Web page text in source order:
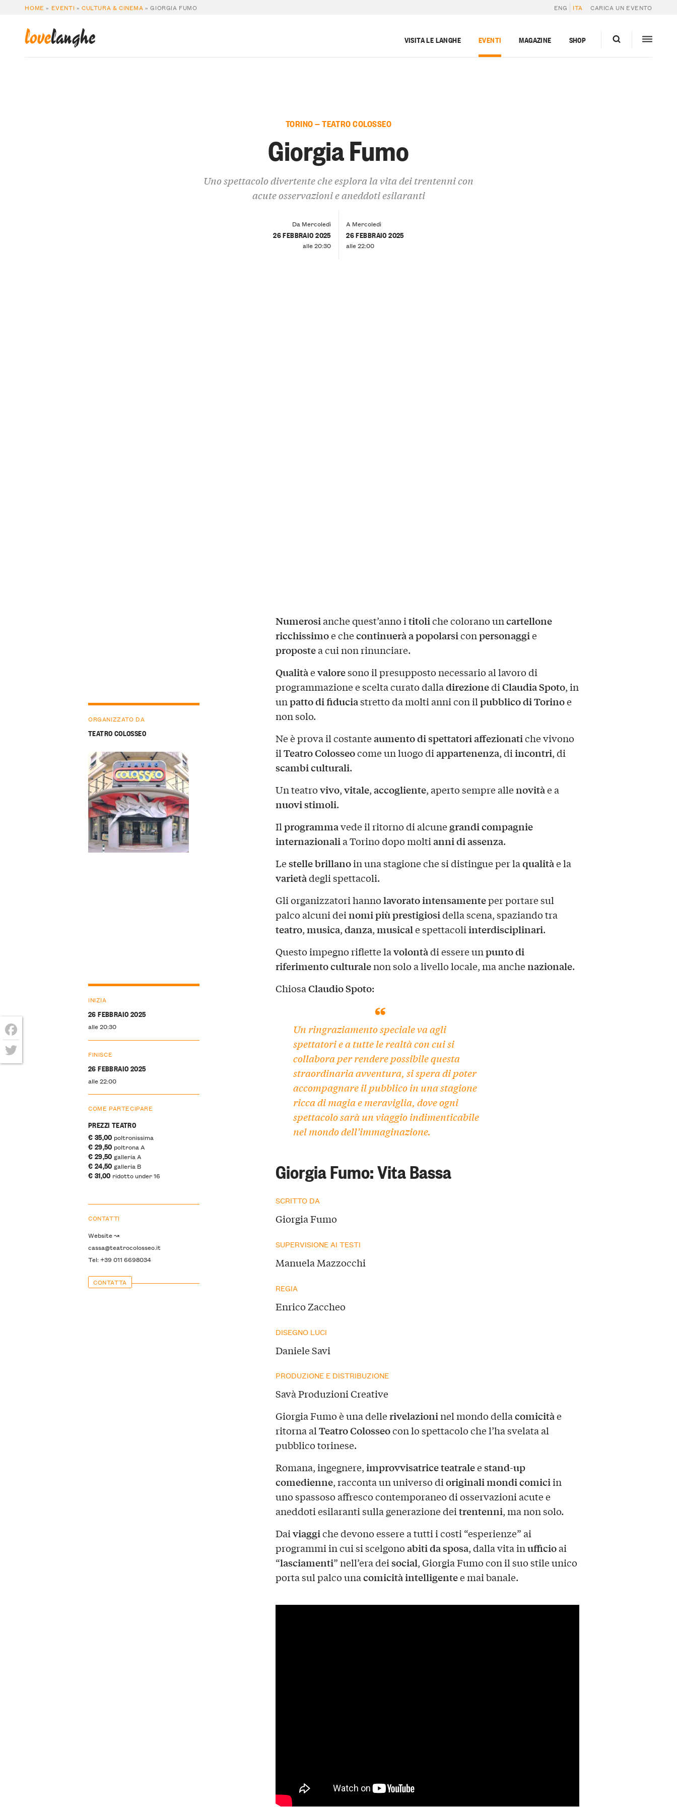
HOME » EVENTI »CULTURA & CINEMA »GIORGIA FUMO ENG ITA CARICA UN EVENTO
lovelanghe VISITA LE LANGHE EVENTI MAGAZINE SHOP
TORINO — TEATRO COLOSSEO
Giorgia Fumo
Uno spettacolo divertente che esplora la vita dei trentenni con
acute osservazioni e aneddoti esilaranti
Da Mercoledì
26 FEBBRAIO 2025
alle 20:30
A Mercoledì
26 FEBBRAIO 2025
alle 22:00
Numerosianche quest’anno ititoliche colorano uncartellone
ricchissimoe checontinuerà a popolarsiconpersonaggie
propostea cui non rinunciare.
Qualitàevaloresono il presupposto necessario al lavoro di
programmazione e scelta curato dalladirezionediClaudia Spoto, in
unpatto di fiduciastretto da molti anni con ilpubblico di Torinoe
non solo.
Ne è prova il costanteaumento di spettatori affezionatiche vivono
ilTeatro Colosseocome un luogo diappartenenza, diincontri, di
scambi culturali.
Un teatrovivo,vitale,accogliente, aperto sempre allenovitàe a
nuovistimoli.
Ilprogrammavede il ritorno di alcunegrandi compagnie
internazionalia Torino dopo moltianni di assenza.
Lestellebrillanoin una stagione che si distingue per laqualitàe la
varietàdegli spettacoli.
Gli organizzatori hannolavorato intensamenteper portare sul
palco alcuni deinomi più prestigiosidella scena, spaziando tra
teatro,musica,danza,musicale spettacoliinterdisciplinari.
Questo impegno riflette lavolontàdi essere unpunto di
riferimento culturalenon solo a livello locale, ma anchenazionale.
ChiosaClaudio Spoto:
Un ringraziamento speciale va agli
spettatori e a tutte le realtà con cui si
collabora per rendere possibile questa
straordinaria avventura, si spera di poter
accompagnare il pubblico in una stagione
ricca di magia e meraviglia, dove ogni
spettacolo sarà un viaggio indimenticabile
nel mondo dell’immaginazione.
Giorgia Fumo: Vita Bassa
SCRITTO DA
Giorgia Fumo
SUPERVISIONE AI TESTI
Manuela Mazzocchi
REGIA
Enrico Zaccheo
DISEGNO LUCI
Daniele Savi
PRODUZIONE E DISTRIBUZIONE
Savà Produzioni Creative
Giorgia Fumo è una dellerivelazioninel mondo dellacomicitàe
ritorna alTeatro Colosseocon lo spettacolo che l’ha svelata al
pubblico torinese.
Romana, ingegnere,improvvisatrice teatraleestand-up
comedienne, racconta un universo dioriginali mondi comiciin
uno spassoso affresco contemporaneo di osservazioni acute e
aneddoti esilaranti sulla generazione deitrentenni, ma non solo.
Daiviaggiche devono essere a tutti i costi “esperienze” ai
programmi in cui si scelgonoabiti da sposa, dalla vita inufficioai
“lasciamenti” nell’era deisocial, Giorgia Fumo con il suo stile unico
porta sul palco unacomicità intelligentee mai banale.
ORGANIZZATO DA
TEATRO COLOSSEO
INIZIA
26 FEBBRAIO 2025
alle 20:30
FINISCE
26 FEBBRAIO 2025
alle 22:00
COME PARTECIPARE
PREZZI TEATRO
€ 35,00 poltronissima
€ 29,50 poltrona A
€ 29,50 galleria A
€ 24,50 galleria B
€ 31,00 ridotto under 16
CONTATTI
Website ↝
cassa@teatrocolosseo.it
Tel: +39 011 6698034
CONTATTA
Facebook
Twitter